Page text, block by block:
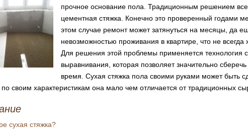
прочное основание пола. Традиционным решением
цементная стяжка. Конечно это проверенный годами
этом случае ремонт может затянуться на месяцы, да
невозможностью проживания в квартире, что не всегда
Для решения этой проблемы применяется технология
выравнивания, которая позволяет значительно
время. Сухая стяжка пола своими руками может быть
своим характеристикам она мало чем отличается от традиционных
сухая стяжка?